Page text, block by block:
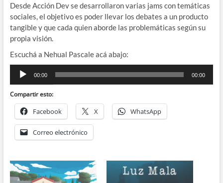
Desde Acción Dev se desarrollaron varias jams con temáticas
sociales, el objetivo es poder llevar los debates a un producto
tangible y que cada quien aborde las problemáticas según su
propia visión.
Escuchá a Nehual Pascale acá abajo:
Reproductor
audio
00:00 00:00
Compartir esto:
Facebook X WhatsApp
Correo electrónico